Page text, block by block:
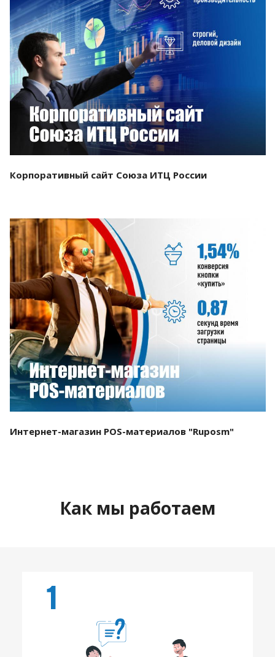
Смотреть проект
Корпоративный сайт Союза ИТЦ России
Смотреть проект
Интернет-магазин POS-материалов "Ruposm"
Как мы работаем
1